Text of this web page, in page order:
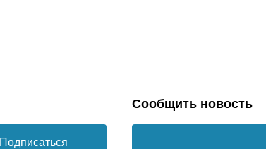
Подписаться
Сообщить новость